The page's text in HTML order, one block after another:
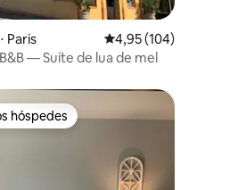
de 5, 348 avaliações
Paris 4,95 de uma avaliação
4,95 (104)
— Suíte de lua de mel
hóspedes
hóspedes